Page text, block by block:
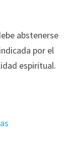
abstenerse
por el
espiritual.